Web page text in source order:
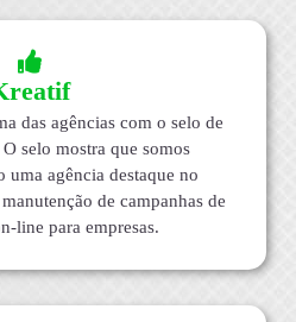
das agências com o selo de
selo mostra que somos
uma agência destaque no
de campanhas de
line para empresas.